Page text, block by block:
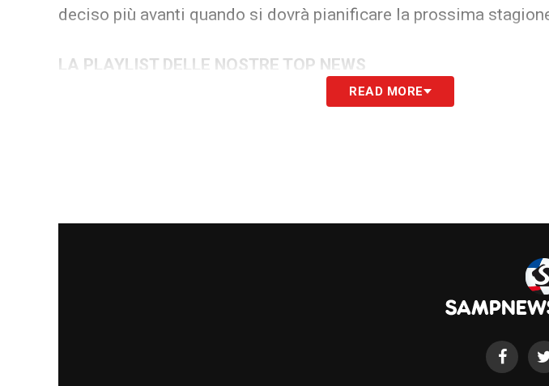
deciso più avanti quando si dovrà pianificare la prossima
LA PLAYLIST DELLE NOSTRE TOP NEWS
READ MORE